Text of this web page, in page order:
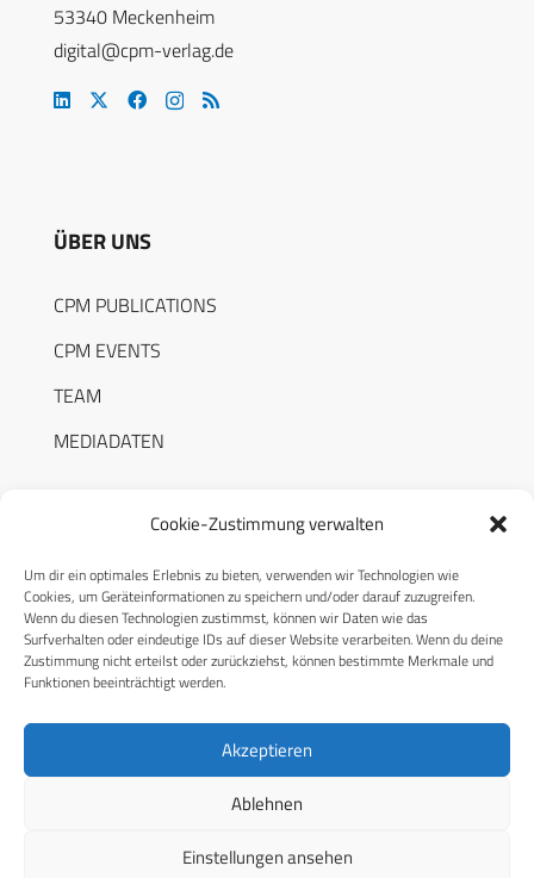
Cookie-Zustimmung verwalten
Um dir ein optimales Erlebnis zu bieten, verwenden wir Technologien wie
Cookies, um Geräteinformationen zu speichern und/oder darauf zuzugreifen.
Wenn du diesen Technologien zustimmst, können wir Daten wie das
Surfverhalten oder eindeutige IDs auf dieser Website verarbeiten. Wenn du deine
Zustimmung nicht erteilst oder zurückziehst, können bestimmte Merkmale und
Funktionen beeinträchtigt werden.
Akzeptieren
Ablehnen
Einstellungen ansehen
53340 Meckenheim
digital@cpm-verlag.de
ÜBER UNS
CPM PUBLICATIONS
CPM EVENTS
TEAM
MEDIADATEN
RECHTLICHES
Datenschutzerklärung
Cookie-Richtlinie (EU)